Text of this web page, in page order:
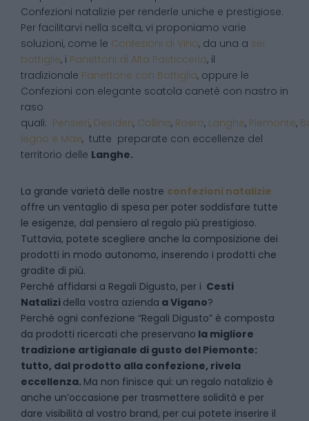
Confezioni natalizie per renderle uniche e prestigiose.
Per facilitarvi nella scelta, vi proponiamo varie
soluzioni, come le Confezioni di Vino, da una a sei
bottiglie, i Panettoni di Alta Pasticceria, il
tradizionale Panettone con Bottiglia, oppure le
Confezioni con elegante scatola canetè con nastro in
raso
quali: Pensieri, Desideri, Collina, Roero, Langhe, Piemonte,
legno e Maxi, tutte preparate con eccellenze del
territorio delle Langhe.
La grande varietà delle nostre confezioni natalizie
offre un ventaglio di spesa per poter soddisfare tutte
le esigenze, dal pensiero al regalo più prestigioso.
Tuttavia, potete scegliere anche la composizione dei
prodotti in modo autonomo, inserendo i prodotti che
gradite di più.
Perché affidarsi a Regali Digusto, per i Cesti
Natalizi della vostra azienda aVigano?
Perché ogni confezione “Regali Digusto” è composta
da prodotti ricercati che preservano la migliore
tradizione artigianale di gusto del Piemonte:
tutto, dal prodotto alla confezione, rivela
eccellenza. Ma non finisce qui: un regalo natalizio è
anche un’occasione per trasmettere solidità e per
dare visibilità al vostro brand, per cui potete inserire il